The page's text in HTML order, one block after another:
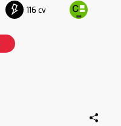
116 cv